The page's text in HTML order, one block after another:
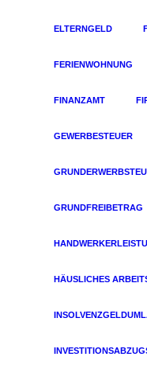
ELTERNGELD
FERIENWOHNUNG
FINANZAMT
GEWERBESTEUER
GRUNDFREIBETRAG
HÄUSLICHES